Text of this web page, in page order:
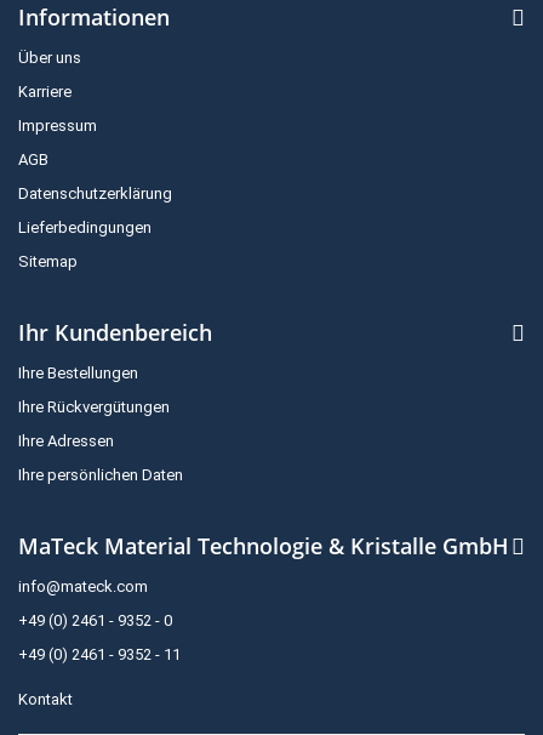
Informationen
Über uns
Karriere
Impressum
AGB
Datenschutzerklärung
Lieferbedingungen
Sitemap
Ihr Kundenbereich
Ihre Bestellungen
Ihre Rückvergütungen
Ihre Adressen
Ihre persönlichen Daten
MaTeck Material Technologie & Kristalle GmbH
info@mateck.com
+49 (0) 2461 - 9352 - 0
+49 (0) 2461 - 9352 - 11
Kontakt